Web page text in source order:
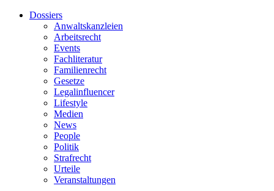
Dossiers
Anwaltskanzleien
Arbeitsrecht
Events
Fachliteratur
Familienrecht
Gesetze
Legalinfluencer
Lifestyle
Medien
News
People
Politik
Strafrecht
Urteile
Veranstaltungen